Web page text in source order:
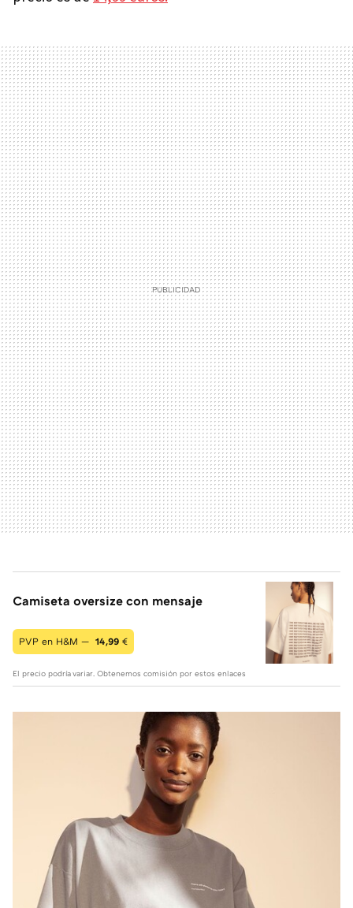
Camiseta oversize con mensaje
PVP en H&M — 14,99 €
El precio podría variar. Obtenemos comisión por estos enlaces